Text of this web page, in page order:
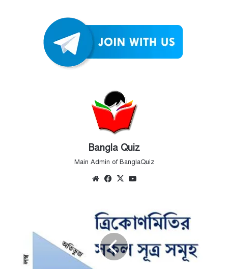
Bangla Quiz
Main Admin of BanglaQuiz
WebsiteFacebook
X
ত্রিকোণমিতির